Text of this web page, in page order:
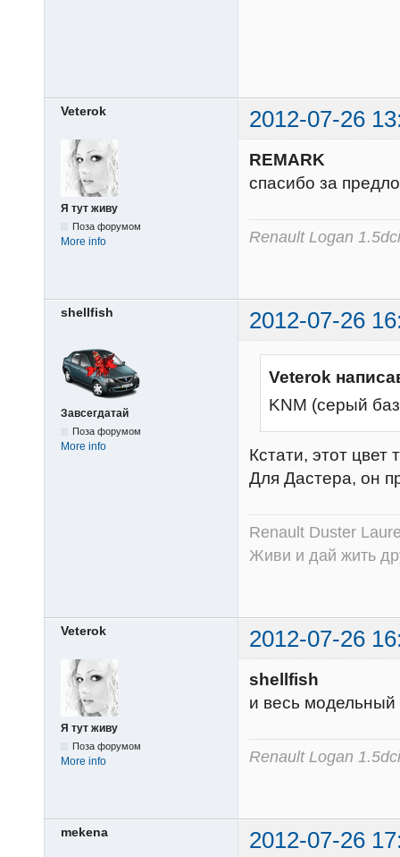
Veterok 2012-07-26
Я тут живу
Поза форумом
More info
REMARK
спасибо за
Renault Logan 1.5dci
shellfish 2012-07-26
Завсегдатай
Поза форумом
More info
Veterok
KNM (серый
Кстати, этот цвет
Для Дастера, он
Renault Duster
Живи и дай жить
Veterok 2012-07-26
Я тут живу
Поза форумом
More info
shellfish
и весь
Renault Logan 1.5dci
mekena 2012-07-26